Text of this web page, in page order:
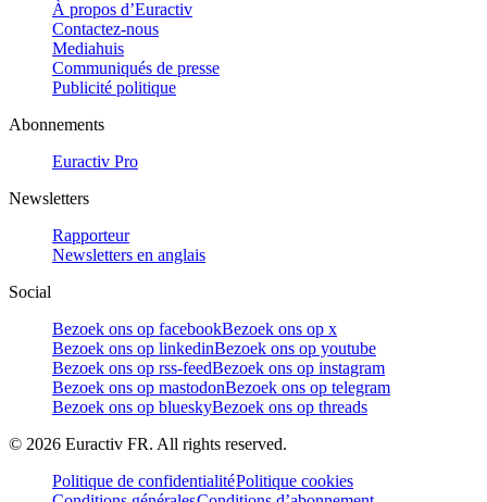
À propos d’Euractiv
Contactez-nous
Mediahuis
Communiqués de presse
Publicité politique
Abonnements
Euractiv Pro
Newsletters
Rapporteur
Newsletters en anglais
Social
Bezoek ons op facebookBezoek ons op x
Bezoek ons op linkedinBezoek ons op youtube
Bezoek ons op rss-feedBezoek ons op instagram
Bezoek ons op mastodonBezoek ons op telegram
Bezoek ons op blueskyBezoek ons op threads
© 2026 Euractiv FR. All rights reserved.
Politique de confidentialitéPolitique cookies